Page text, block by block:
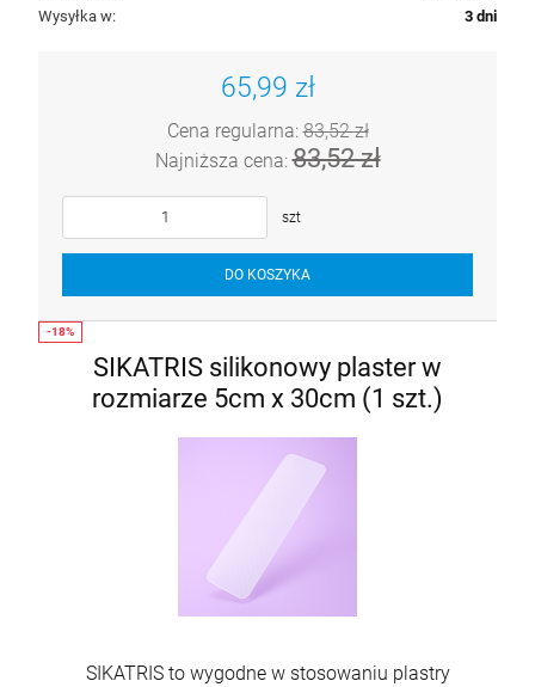
Wysyłka w:
3 dni
65,99 zł
Cena regularna:83,52 zł
Najniższa cena:83,52 zł
szt
DO KOSZYKA
SIKATRIS silikonowy plaster w
rozmiarze 5cm x 30cm (1 szt.)
SIKATRIS to wygodne w stosowaniu plastry